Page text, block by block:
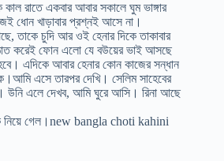
রাতে একবার আবার সকালে ঘুম ভাঙ্গার
ধোন খাড়াবার প্রশ্নই আসে না।
তাকে চুদি আর ওই হেনার দিকে তাকাবার
করেই ফোন এলো যে বউয়ের ভাই আসছে
এদিকে আবার হেনার কোন কাজের সন্ধান
এসে তারপর দেখি। সেলিম সাহেবের
উনি এলে দেখব, আমি ঘুরে আসি। রিনা আছে
নিয়ে গেল।new bangla choti kahini